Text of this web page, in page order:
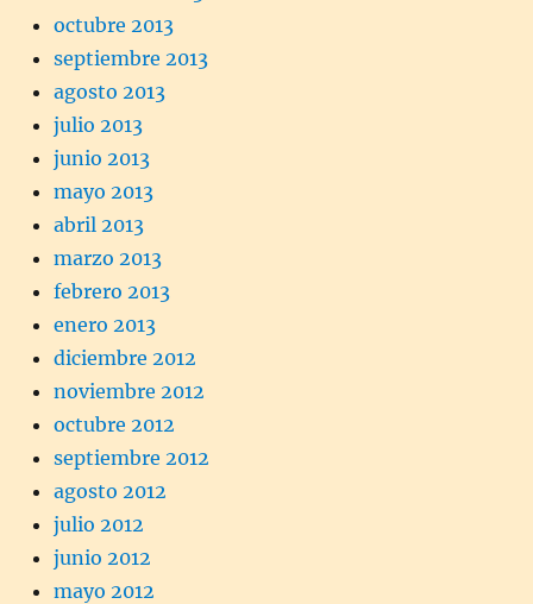
octubre 2013
septiembre 2013
agosto 2013
julio 2013
junio 2013
mayo 2013
abril 2013
marzo 2013
febrero 2013
enero 2013
diciembre 2012
noviembre 2012
octubre 2012
septiembre 2012
agosto 2012
julio 2012
junio 2012
mayo 2012